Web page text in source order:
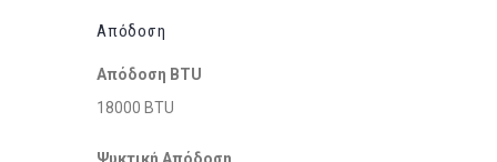
Απόδοση
Απόδοση BTU
18000 BTU
Ψυκτική Απόδοση